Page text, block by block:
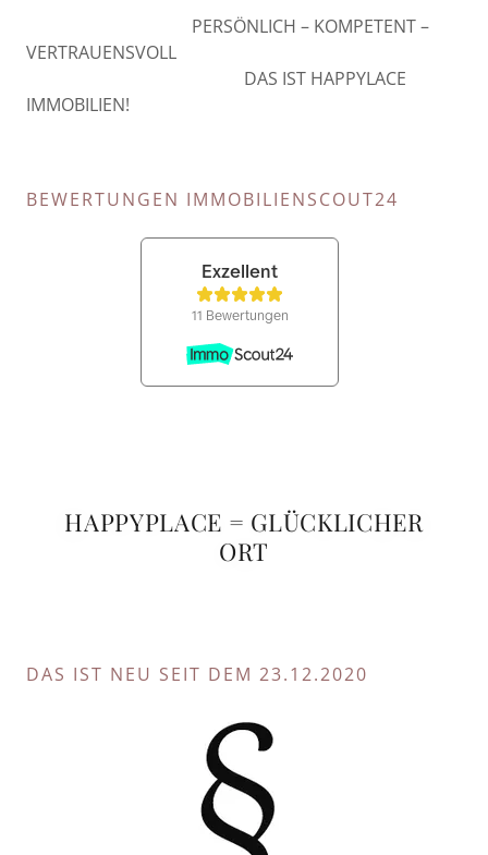
PERSÖNLICH – KOMPETENT –
VERTRAUENSVOLL
DAS IST HAPPYLACE
IMMOBILIEN!
BEWERTUNGEN IMMOBILIENSCOUT24
HAPPYPLACE = GLÜCKLICHER
ORT
DAS IST NEU SEIT DEM 23.12.2020